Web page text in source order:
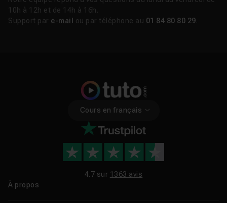
10h à 12h et de 14h à 16h.
Support par e-mail ou par téléphone au 01 84 80 80 29
Cours en français
4.7 sur 1363 avis
À propos